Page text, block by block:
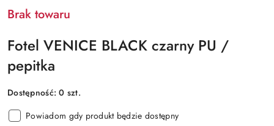
Brak towaru
Fotel VENICE BLACK czarny PU /
pepitka
Dostępność:0 szt.
Powiadom gdy produkt będzie dostępny